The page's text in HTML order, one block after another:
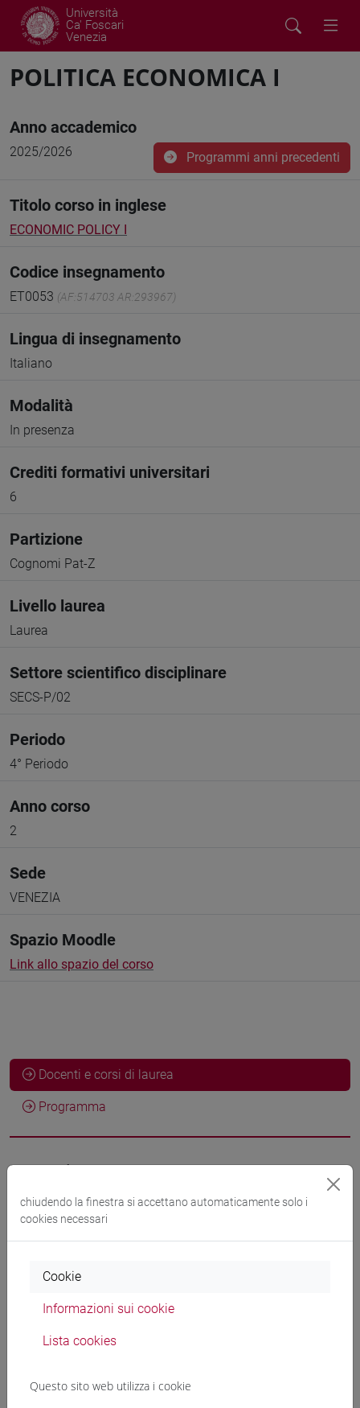
Università
Ca' Foscari
Venezia
POLITICA ECONOMICA I
Anno accademico
2025/2026 Programmi anni precedenti
Titolo corso in inglese
ECONOMIC POLICY I
Codice insegnamento
ET0053 (AF:514703 AR:293967)
Lingua di insegnamento
Italiano
Modalità
In presenza
Crediti formativi universitari
6
Partizione
Cognomi Pat-Z
Livello laurea
Laurea
Settore scientifico disciplinare
SECS-P/02
Periodo
4° Periodo
Anno corso
2
Sede
VENEZIA
Spazio Moodle
Link allo spazio del corso
Docenti e corsi di laurea
Programma
Docenti
BATTISTON Stefano
Materiali didattici
Corsi di studio e percorsi
chiudendo la finestra si accettano automaticamente solo i
cookies necessari
Cookie
Informazioni sui cookie
Lista cookies
Questo sito web utilizza i cookie